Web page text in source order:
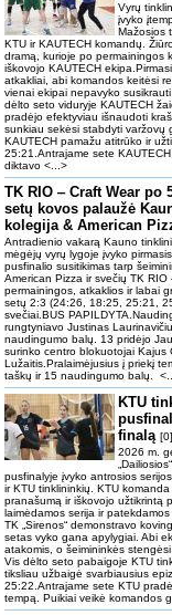
Vyrų
įvyko
Mažosios
KTU ir KAUTECH komandų.
dramą, kurioje po permainingos
iškovojo KAUTECH
atkakliai, abi komandos keitėsi
vienai ekipai nepavyko
dėlto seto viduryje KAUTECH
pradėjo efektyviau išnaudoti
sunkiau sekėsi stabdyti varžovų
KAUTECH pamažu atitrūko ir
25:21.Antrajame sete
diktavo <...>
TK RIO ‒ Craft Wear po
setų kovos palaužė
kolegija & American
Antradienio vakarą Kauno
mėgėjų vyrų lygoje įvyko pirmasis
pusfinalio susitikimas tarp
American Pizza ir svečių TK RIO
permainingos, atkaklios ir labai
setų 2:3 (24:26, 18:25, 25:21,
svečiai.BUS
rungtyniavo Justinas
naudingumo balų. 13 pridėjo
surinko centro blokuotojai Kajus
Lužaitis.Pralaimėjusius į priekį
taškų ir 15 naudingumo balų.
KTU
finalą [0]
2026 m.
pusfinalyje įvyko antrosios
ir KTU tinklininkių. KTU
pranašumą ir iškovojo užtikrintą
laimėdamos serija ir
TK „Sirenos“ demonstravo
setas vyko gana apylygiai. Abi
atakomis, o šeimininkės
Vis dėlto seto pabaigoje KTU
tiksliau užbaigė svarbiausius
25:22.Antrajame sete KTU
tempą. Puikiai veikė komandos